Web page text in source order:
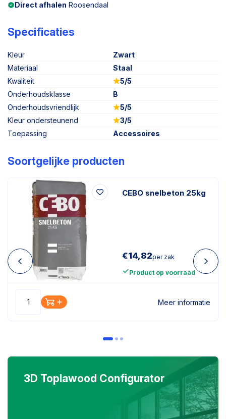
Direct afhalen Roosendaal
Specificaties
Kleur
Zwart
Materiaal
Staal
Kwaliteit
5/5
Onderhoudsklasse
B
Onderhoudsvriendlijk
5/5
Kleur ondersteunend
3/5
Toepassing
Accessoires
Soortgelijke producten
CEBO snelbeton 25kg
€14,82per zak
Product op voorraad
Meer informatie
3D Toplawood Configurator